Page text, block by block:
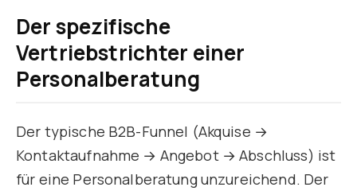
Der spezifische
Vertriebstrichter einer
Personalberatung
Der typische B2B-Funnel (Akquise →
Kontaktaufnahme → Angebot → Abschluss) ist
für eine Personalberatung unzureichend. Der